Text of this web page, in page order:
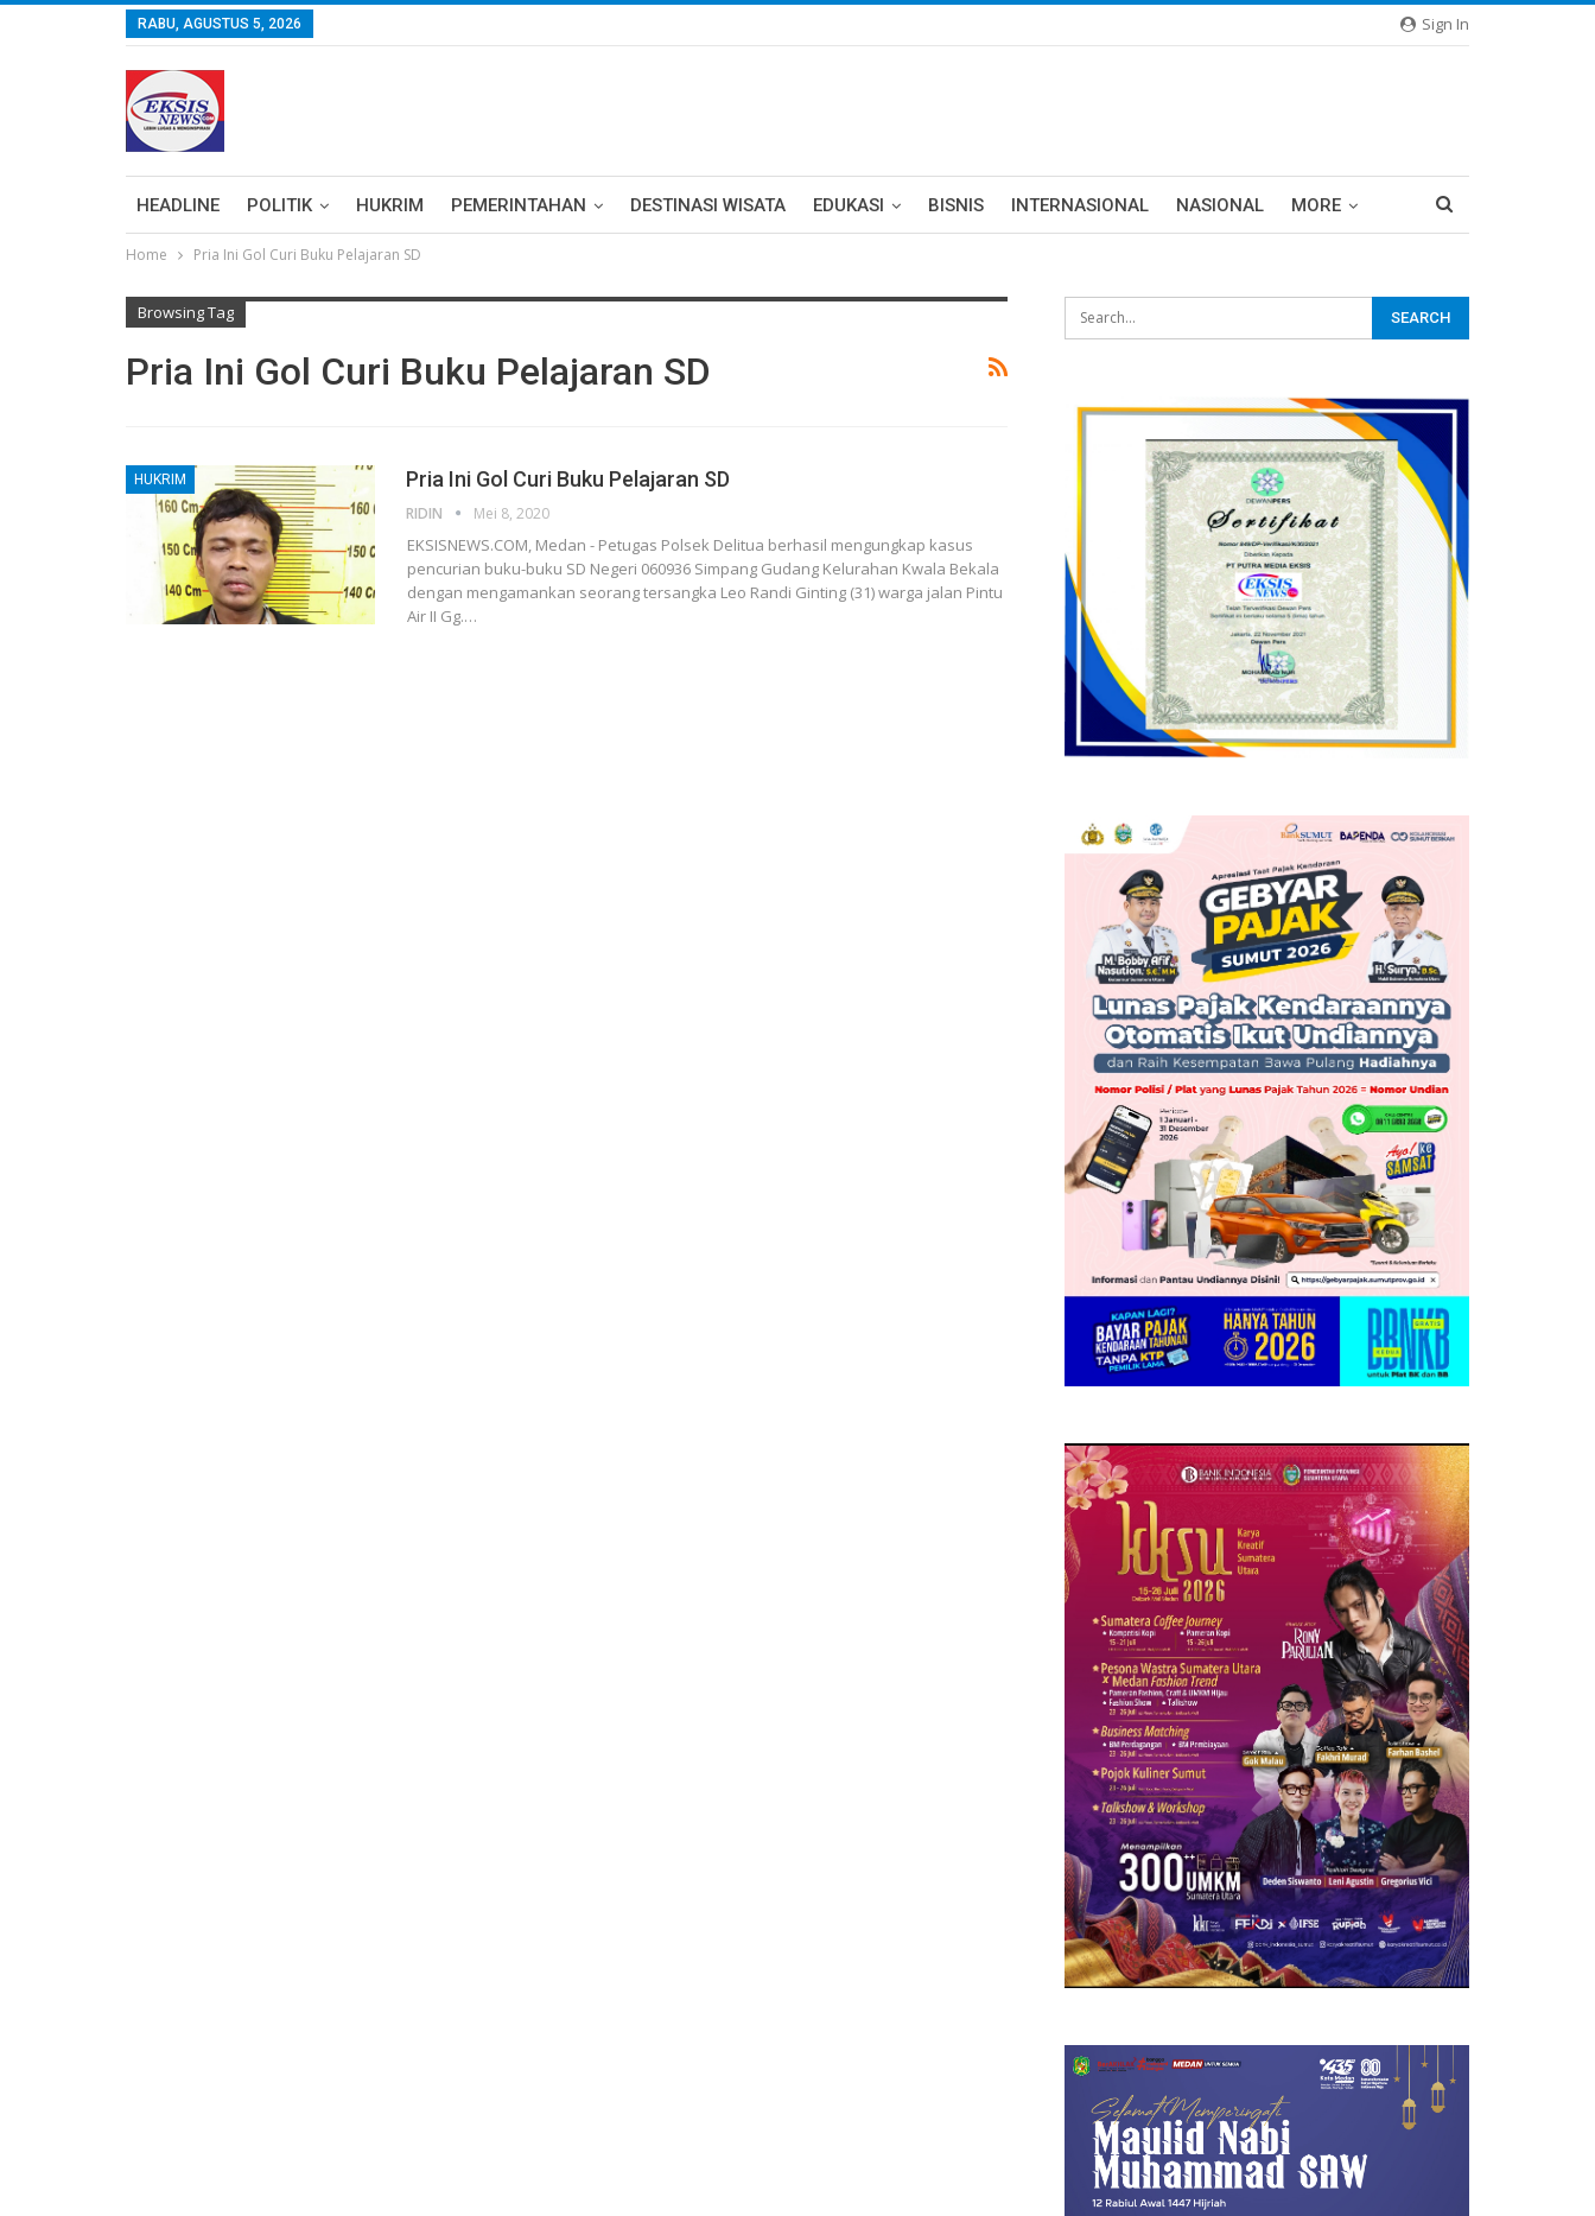
Sign In
RABU, AGUSTUS 5, 2026
HEADLINE POLITIK HUKRIM PEMERINTAHAN DESTINASI WISATA EDUKASI BISNIS INTERNASIONAL NASIONAL MORE
Home Pria Ini Gol Curi Buku Pelajaran SD
Browsing Tag
Pria Ini Gol Curi Buku Pelajaran SD
HUKRIM Pria Ini Gol Curi Buku Pelajaran SD
RIDIN Mei 8, 2020
EKSISNEWS.COM, Medan - Petugas Polsek Delitua berhasil mengungkap kasus
pencurian buku-buku SD Negeri 060936 Simpang Gudang Kelurahan Kwala Bekala
dengan mengamankan seorang tersangka Leo Randi Ginting (31) warga jalan Pintu
Air II Gg.…